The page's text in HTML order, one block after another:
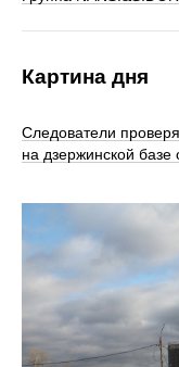
Картина дня
Следователи
на дзержинской базе